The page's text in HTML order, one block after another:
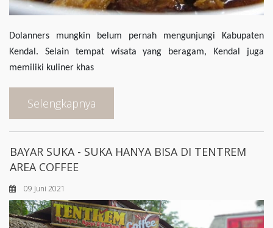
Dolanners mungkin belum pernah mengunjungi Kabupaten
Kendal. Selain tempat wisata yang beragam, Kendal juga
memiliki kuliner khas
Selengkapnya
BAYAR SUKA - SUKA HANYA BISA DI TENTREM
AREA COFFEE
09 Juni 2021